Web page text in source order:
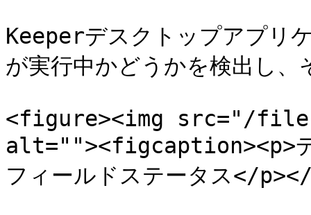
Keeperデスクトップアプリ
が実行中かどうかを検出し
<figure><img src="/files/
alt=""><figcaption><p>デ
フィールドステータス</